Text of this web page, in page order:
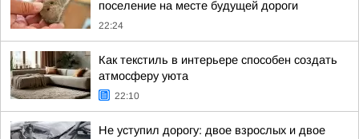
поселение на месте будущей дороги
22:24
Как текстиль в интерьере способен создать
атмосферу уюта
22:10
Не уступил дорогу: двое взрослых и двое